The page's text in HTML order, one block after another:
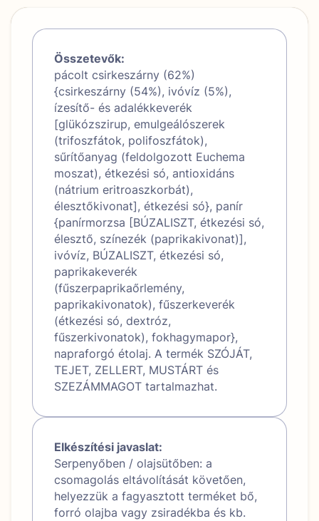
Összetevők:
pácolt csirkeszárny (62%)
{csirkeszárny (54%), ivóvíz (5%),
ízesítő- és adalékkeverék
[glükózszirup, emulgeálószerek
(trifoszfátok, polifoszfátok),
sűrítőanyag (feldolgozott Euchema
moszat), étkezési só, antioxidáns
(nátrium eritroaszkorbát),
élesztőkivonat], étkezési só}, panír
{panírmorzsa [BÚZALISZT, étkezési só,
élesztő, színezék (paprikakivonat)],
ivóvíz, BÚZALISZT, étkezési só,
paprikakeverék
(fűszerpaprikaőrlemény,
paprikakivonatok), fűszerkeverék
(étkezési só, dextróz,
fűszerkivonatok), fokhagymapor},
napraforgó étolaj. A termék SZÓJÁT,
TEJET, ZELLERT, MUSTÁRT és
SZEZÁMMAGOT tartalmazhat.
Elkészítési javaslat:
Serpenyőben / olajsütőben: a
csomagolás eltávolítását követően,
helyezzük a fagyasztott terméket bő,
forró olajba vagy zsiradékba és kb.